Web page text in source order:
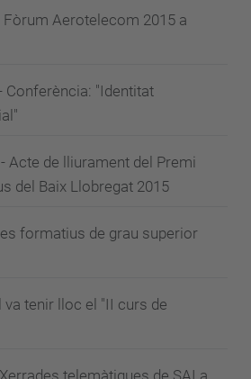
Fòrum Aerotelecom 2015 a
Conferència: "Identitat
Acte de lliurament del Premi
del Baix Llobregat 2015
formatius de grau superior
va tenir lloc el "II curs de
telemàtiques de SAI a